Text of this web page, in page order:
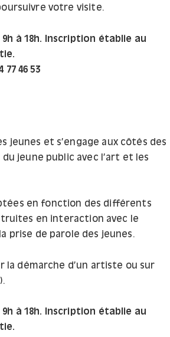
votre visite.
à 18h. Inscription établie au
77 46 53
jeunes et s’engage aux côtés des
jeune public avec l’art et les
en fonction des différents
en interaction avec le
prise de parole des jeunes.
la démarche d’un artiste ou sur
à 18h. Inscription établie au